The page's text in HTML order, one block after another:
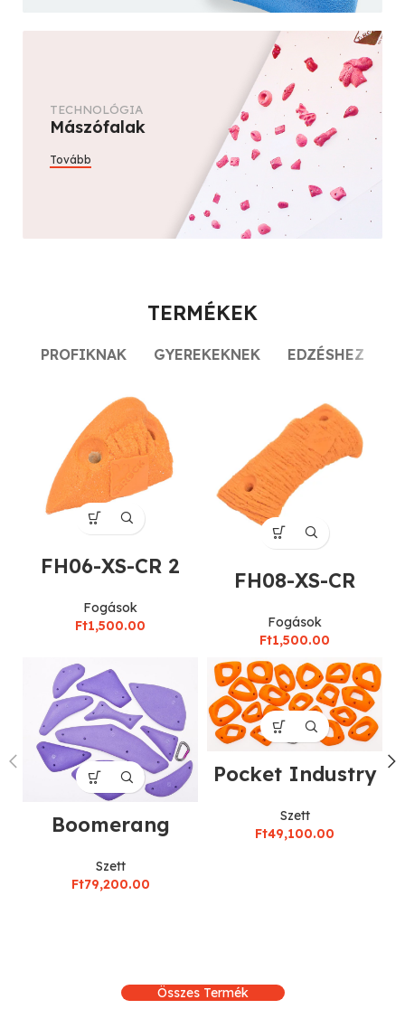
TECHNOLÓGIA
Mászófalak
Tovább
TERMÉKEK
PROFIKNAK GYEREKEKNEK EDZÉSHEZ
FH06-XS-CR 2
Fogások
Ft1,500.00
FH08-XS-CR
Fogások
Ft1,500.00
Boomerang
Szett
Ft79,200.00
Pocket Industry
Szett
Ft49,100.00
Összes Termék